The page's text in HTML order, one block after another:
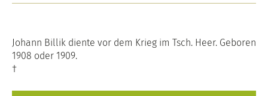
Johann Billik diente vor dem Krieg im Tsch. Heer. Geboren
1908 oder 1909.
†